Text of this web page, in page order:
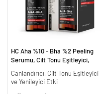
HC Aha %10 - Bha %2 Peeling
Serumu, Cilt Tonu Eşitleyici,
Canlandırıcı, Cilt Tonu Eşitleyici
ve Yenileyici Etki